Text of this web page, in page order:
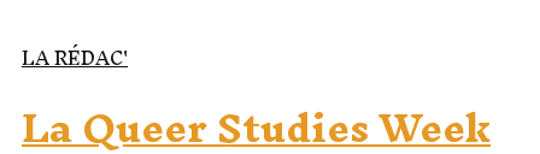
LA RÉDAC'
La Queer Studies Week